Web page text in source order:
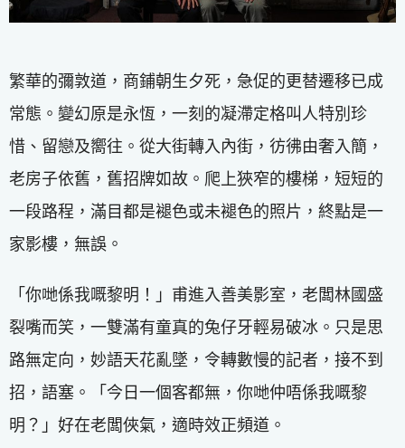
繁華的彌敦道，商鋪朝生夕死，急促的更替遷移已成
常態。變幻原是永恆，一刻的凝滯定格叫人特別珍
惜、留戀及嚮往。從大街轉入內街，彷彿由奢入簡，
老房子依舊，舊招牌如故。爬上狹窄的樓梯，短短的
一段路程，滿目都是褪色或未褪色的照片，終點是一
家影樓，無誤。
「你哋係我嘅黎明！」甫進入善美影室，老闆林國盛
裂嘴而笑，一雙滿有童真的兔仔牙輕易破冰。只是思
路無定向，妙語天花亂墜，令轉數慢的記者，接不到
招，語塞。「今日一個客都無，你哋仲唔係我嘅黎
明？」好在老闆俠氣，適時效正頻道。